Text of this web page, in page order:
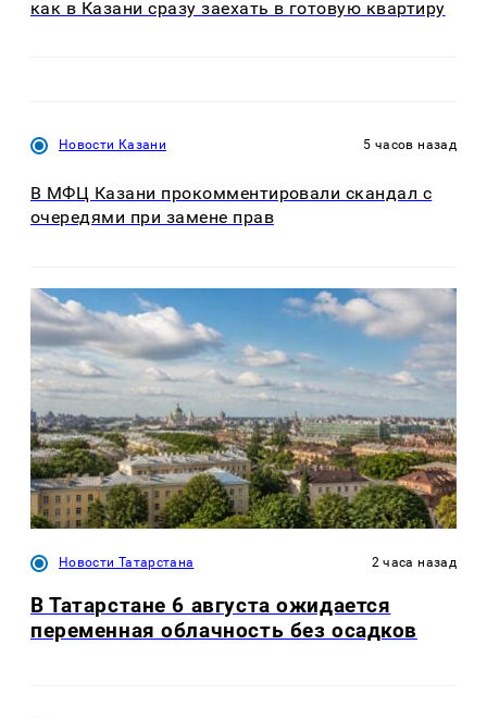
как в Казани сразу заехать в готовую квартиру
Новости Казани 5 часов назад
В МФЦ Казани прокомментировали скандал с
очередями при замене прав
Новости Татарстана 2 часа назад
В Татарстане 6 августа ожидается
переменная облачность без осадков